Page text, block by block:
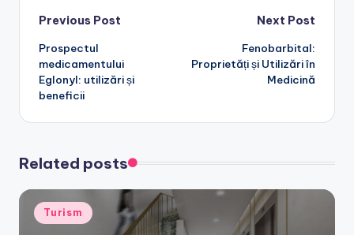
Post
navigation
Previous Post
Prospectul
medicamentului
Eglonyl: utilizări și
beneficii
Next Post
Fenobarbital:
Proprietăți și Utilizări în
Medicină
Related posts
Posted
in
Turism